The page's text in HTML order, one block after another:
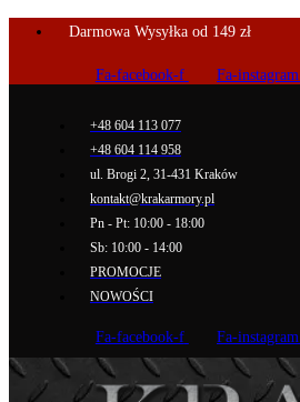
Darmowa Wysyłka od 149 zł
Fa-facebook-f Fa-instagram
+48 604 113 077
+48 604 114 958
ul. Brogi 2, 31-431 Kraków
kontakt@krakarmory.pl
Pn - Pt: 10:00 - 18:00
Sb: 10:00 - 14:00
PROMOCJE
NOWOŚCI
Fa-facebook-f Fa-instagram